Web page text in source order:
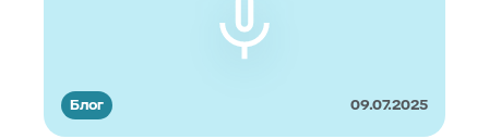
Блог 09.07.2025